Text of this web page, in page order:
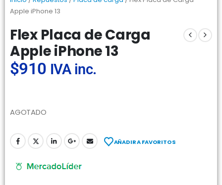
Apple iPhone 13
Flex Placa de Carga
Apple iPhone 13
$910 IVA inc.
AGOTADO
AÑADIR A FAVORITOS